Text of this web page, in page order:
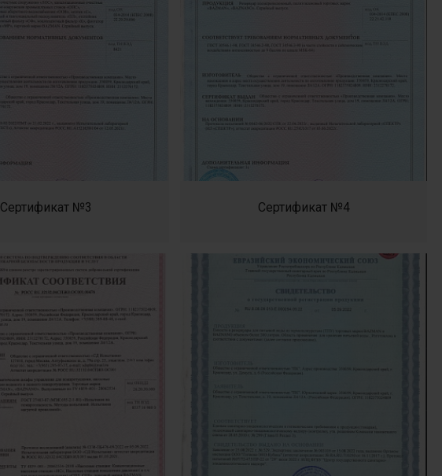
Сертификат №3
Сертификат №4